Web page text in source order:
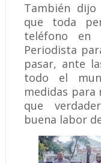
También
que toda
teléfono en
Periodista
pasar, ante
todo el
medidas para
que
buena labor